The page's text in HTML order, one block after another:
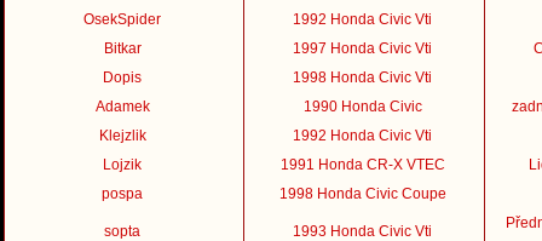
OsekSpider
1992 Honda Civic Vti
Bitkar
1997 Honda Civic Vti
Dopis
1998 Honda Civic Vti
Adamek
1990 Honda Civic
Klejzlik
1992 Honda Civic Vti
Lojzik
1991 Honda CR-X VTEC
pospa
1998 Honda Civic Coupe
sopta 1993 Honda Civic Vti